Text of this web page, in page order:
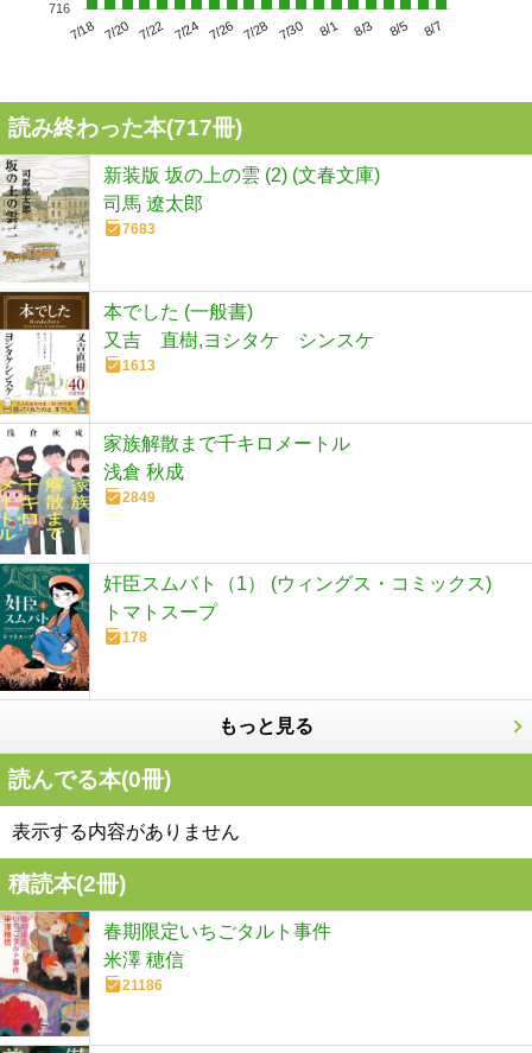
7/18 7/20 7/22 7/24 7/26 7/28 7/30 8/1 8/3 8/5 8/7
716
読み終わった本(717冊)
新装版 坂の上の雲 (2) (文春文庫)
司馬 遼太郎
7683
本でした (一般書)
又吉 直樹,ヨシタケ シンスケ
1613
家族解散まで千キロメートル
浅倉 秋成
2849
奸臣スムバト（1） (ウィングス・コミックス)
トマトスープ
178
もっと見る
読んでる本(0冊)
表示する内容がありません
積読本(2冊)
春期限定いちごタルト事件
米澤 穂信
21186